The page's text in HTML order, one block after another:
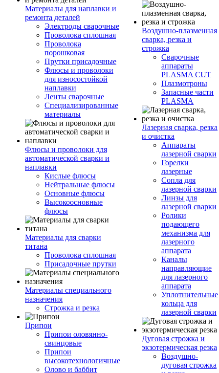
Материалы для наплавки и
ремонта деталей
Электроды сварочные
Проволока сплошная
Проволока
порошковая
Прутки присадочные
Флюсы и проволоки
для износостойкой
наплавки
Ленты сварочные
Специализированные
материалы
Флюсы и проволоки для
автоматической сварки и
наплавки
Кислые флюсы
Нейтральные флюсы
Основные флюсы
Высокоосновные
флюсы
Материалы для сварки
титана
Проволока сплошная
Присадочные прутки
Материалы специального
назначения
Строжка и резка
Припои
Припои оловянно-
свинцовые
Припои
высокотехнологичные
Олово и баббит
Воздушно-плазменная
сварка, резка и
строжка
Сварочные
аппараты
PLASMA CUT
Плазмотроны
Запасные части
PLASMA
Лазерная сварка, резка
и очистка
Аппараты
лазерной сварки
Горелки
лазерные
Сопла для
лазерной сварки
Линзы для
лазерной сварки
Ролики
подающего
механизма для
лазерного
аппарата
Каналы
направляющие
для лазерного
аппарата
Уплотнительные
кольца для
лазерной сварки
Дуговая строжка и
экзотермическая резка
Воздушно-
дуговая строжка